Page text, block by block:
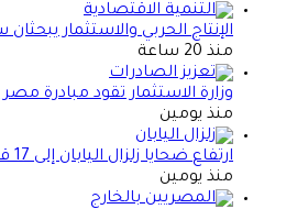
الإنتاج الحربي والاستثمار
منذ 20 ساعة
وزارة الاستثمار تقود مبادرة
منذ يومين
ارتفاع ضحايا زلزال اليابان إلى 17 قتيلًا مع تفاقم أزمة المياه والحرارة
منذ يومين